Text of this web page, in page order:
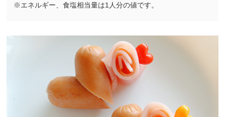
※エネルギー、食塩相当量は1人分の値です。